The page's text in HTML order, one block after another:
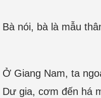
Bà nói, bà là mẫu
Ở Giang Nam, ta
Dư gia, cơm đến há